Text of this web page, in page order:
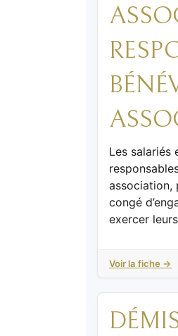
Les salariés
association,
congé
exercer
Voir la fiche →